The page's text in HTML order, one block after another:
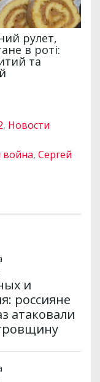
, Новости
война, Сергей
и
россияне
атаковали